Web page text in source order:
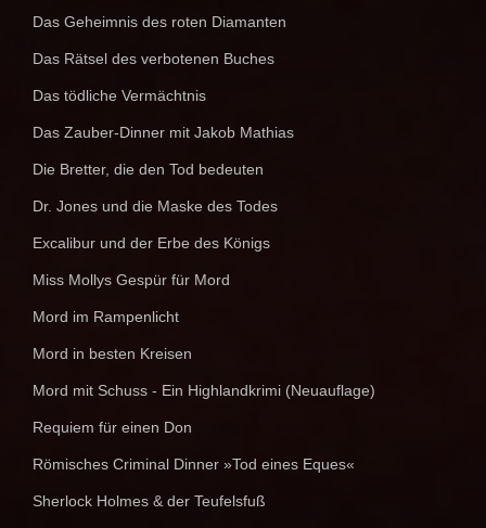
Das Geheimnis des roten Diamanten
Das Rätsel des verbotenen Buches
Das tödliche Vermächtnis
Das Zauber-Dinner mit Jakob Mathias
Die Bretter, die den Tod bedeuten
Dr. Jones und die Maske des Todes
Excalibur und der Erbe des Königs
Miss Mollys Gespür für Mord
Mord im Rampenlicht
Mord in besten Kreisen
Mord mit Schuss - Ein Highlandkrimi (Neuauflage)
Requiem für einen Don
Römisches Criminal Dinner »Tod eines Eques«
Sherlock Holmes & der Teufelsfuß